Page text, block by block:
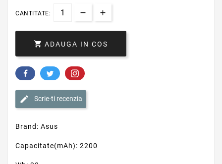
CANTITATE:
 ADAUGA IN COS
Scrie-ti recenzia
Brand: Asus
Capacitate(mAh): 2200